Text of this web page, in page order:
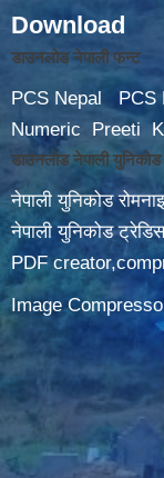
Download
डाउनलोड नेपाली फन्ट
PCS Nepal PCS
Numeric
Preeti
डाउनलोड नेपाली युनिकोड
नेपाली युनिकोड
नेपाली युनिकोड
PDF
Image